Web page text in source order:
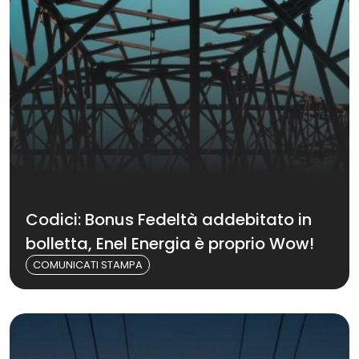
Codici: Bonus Fedeltà addebitato in
bolletta, Enel Energia è proprio Wow!
COMUNICATI STAMPA